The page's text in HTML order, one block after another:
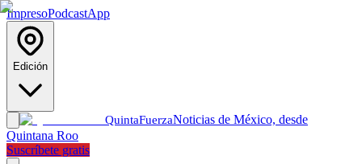
ImpresoPodcastApp
Edición
QuintaFuerzaNoticias de México, desde
Quintana Roo
Suscríbete gratis